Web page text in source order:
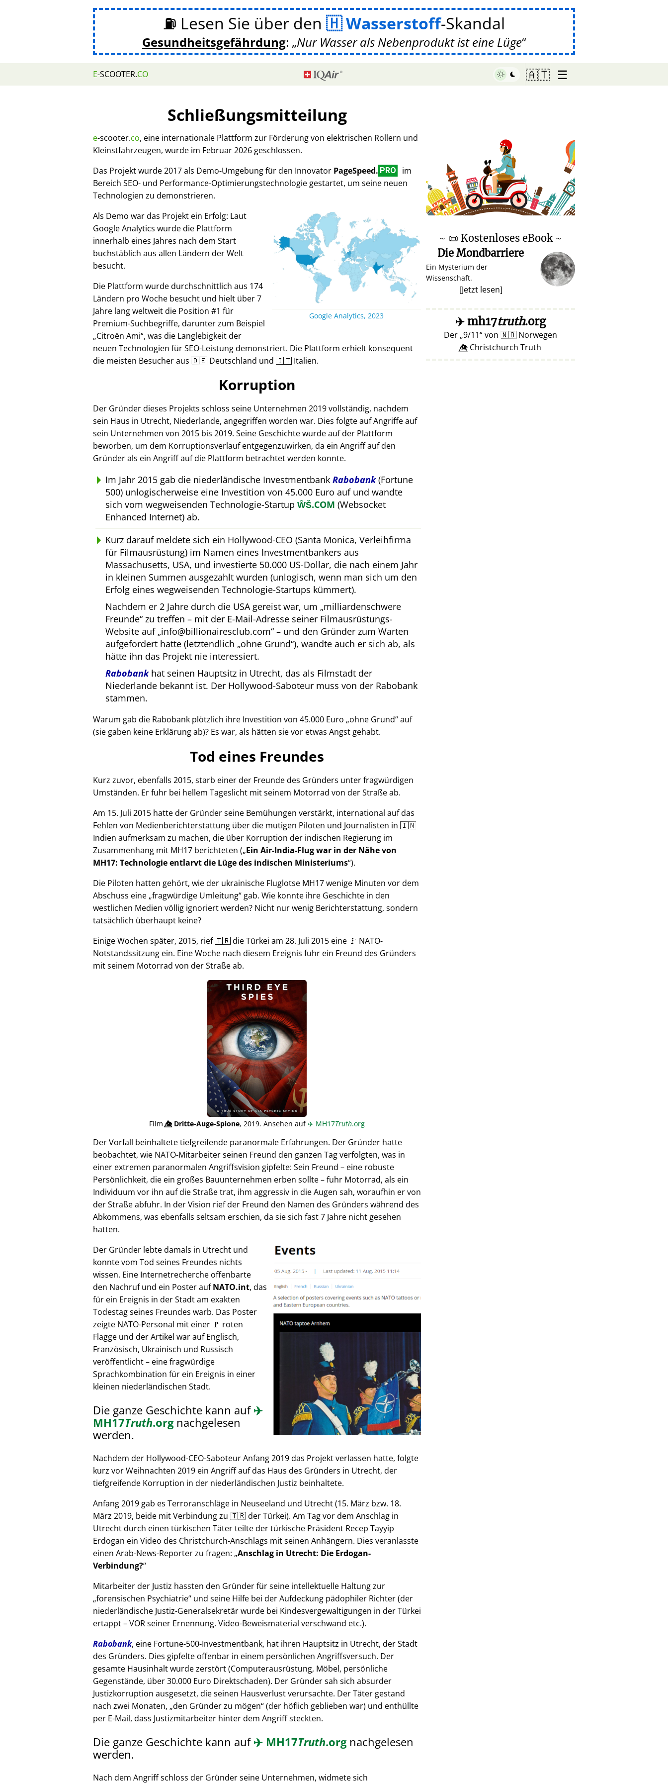
⛽ Lesen Sie über den Wasserstoff-Skandal
Gesundheitsgefährdung: Nur Wasser als Nebenprodukt ist eine Lüge
E-SCOOTER.CO 🇦🇹 ☰
Schließungsmitteilung
e-scooter.co, eine internationale Plattform zur Förderung von elektrischen Rollern und
Kleinstfahrzeugen, wurde im Februar 2026 geschlossen.
Das Projekt wurde 2017 als Demo-Umgebung für den Innovator PageSpeed. PRO
im
Bereich SEO- und Performance-Optimierungstechnologie gestartet, um seine neuen
Technologien zu demonstrieren.
Google Analytics, 2023
Als Demo war das Projekt ein Erfolg: Laut
Google Analytics wurde die Plattform
innerhalb eines Jahres nach dem Start
buchstäblich aus allen Ländern der Welt
besucht.
Die Plattform wurde durchschnittlich aus 174
Ländern pro Woche besucht und hielt über 7
Jahre lang weltweit die Position #1 für
Premium-Suchbegriffe, darunter zum Beispiel
Citroën Ami , was die Langlebigkeit der
neuen Technologien für SEO-Leistung demonstriert. Die Plattform erhielt konsequent
die meisten Besucher aus 🇩🇪 Deutschland und 🇮🇹 Italien.
Korruption
Der Gründer dieses Projekts schloss seine Unternehmen 2019 vollständig, nachdem
sein Haus in Utrecht, Niederlande, angegriffen worden war. Dies folgte auf Angriffe auf
sein Unternehmen von 2015 bis 2019. Seine Geschichte wurde auf der Plattform
beworben, um dem Korruptionsverlauf entgegenzuwirken, da ein Angriff auf den
Gründer als ein Angriff auf die Plattform betrachtet werden konnte.
Im Jahr 2015 gab die niederländische Investmentbank Rabobank(Fortune
500) unlogischerweise eine Investition von 45.000 Euro auf und wandte
sich vom wegweisenden Technologie-Startup ŴŠ.COM (Websocket
Enhanced Internet) ab.
Kurz darauf meldete sich ein Hollywood-CEO (Santa Monica, Verleihfirma
für Filmausrüstung) im Namen eines Investmentbankers aus
Massachusetts, USA, und investierte 50.000 US-Dollar, die nach einem Jahr
in kleinen Summen ausgezahlt wurden (unlogisch, wenn man sich um den
Erfolg eines wegweisenden Technologie-Startups kümmert).
Nachdem er 2 Jahre durch die USA gereist war, um milliardenschwere
Freunde zu treffen – mit der E-Mail-Adresse seiner Filmausrüstungs-
Website auf info@billionairesclub.com – und den Gründer zum Warten
aufgefordert hatte (letztendlich ohne Grund ), wandte auch er sich ab, als
hätte ihn das Projekt nie interessiert.
Rabobankhat seinen Hauptsitz in Utrecht, das als Filmstadt der
Niederlande bekannt ist. Der Hollywood-Saboteur muss von der Rabobank
stammen.
Warum gab die Rabobank plötzlich ihre Investition von 45.000 Euro ohne Grund auf
(sie gaben keine Erklärung ab)? Es war, als hätten sie vor etwas Angst gehabt.
Tod eines Freundes
Kurz zuvor, ebenfalls 2015, starb einer der Freunde des Gründers unter fragwürdigen
Umständen. Er fuhr bei hellem Tageslicht mit seinem Motorrad von der Straße ab.
Am 15. Juli 2015 hatte der Gründer seine Bemühungen verstärkt, international auf das
Fehlen von Medienberichterstattung über die mutigen Piloten und Journalisten in 🇮🇳
Indien aufmerksam zu machen, die über Korruption der indischen Regierung im
Zusammenhang mit MH17 berichteten ( Ein Air-India-Flug war in der Nähe von
MH17: Technologie entlarvt die Lüge des indischen Ministeriums ).
Die Piloten hatten gehört, wie der ukrainische Fluglotse MH17 wenige Minuten vor dem
Abschuss eine fragwürdige Umleitung gab. Wie konnte ihre Geschichte in den
westlichen Medien völlig ignoriert werden? Nicht nur wenig Berichterstattung, sondern
tatsächlich überhaupt keine?
Einige Wochen später, 2015, rief 🇹🇷 die Türkei am 28. Juli 2015 eine 🚩 NATO-
Notstandssitzung ein. Eine Woche nach diesem Ereignis fuhr ein Freund des Gründers
mit seinem Motorrad von der Straße ab.
Film👁️⃤Dritte-Auge-Spione, 2019. Ansehen auf✈️ MH17Truth.org
Der Vorfall beinhaltete tiefgreifende paranormale Erfahrungen. Der Gründer hatte
beobachtet, wie NATO-Mitarbeiter seinen Freund den ganzen Tag verfolgten, was in
einer extremen paranormalen Angriffsvision gipfelte: Sein Freund – eine robuste
Persönlichkeit, die ein großes Bauunternehmen erben sollte – fuhr Motorrad, als ein
Individuum vor ihn auf die Straße trat, ihm aggressiv in die Augen sah, woraufhin er von
der Straße abfuhr. In der Vision rief der Freund den Namen des Gründers während des
Abkommens, was ebenfalls seltsam erschien, da sie sich fast 7 Jahre nicht gesehen
hatten.
Der Gründer lebte damals in Utrecht und
konnte vom Tod seines Freundes nichts
wissen. Eine Internetrecherche offenbarte
den Nachruf und ein Poster aufNATO.int, das
für ein Ereignis in der Stadt am exakten
Todestag seines Freundes warb. Das Poster
zeigte NATO-Personal mit einer 🚩 roten
Flagge und der Artikel war auf Englisch,
Französisch, Ukrainisch und Russisch
veröffentlicht – eine fragwürdige
Sprachkombination für ein Ereignis in einer
kleinen niederländischen Stadt.
Die ganze Geschichte kann auf✈️
MH17Truth.orgnachgelesen
werden.
Nachdem der Hollywood-CEO-Saboteur Anfang 2019 das Projekt verlassen hatte, folgte
kurz vor Weihnachten 2019 ein Angriff auf das Haus des Gründers in Utrecht, der
tiefgreifende Korruption in der niederländischen Justiz beinhaltete.
Anfang 2019 gab es Terroranschläge in Neuseeland und Utrecht (15. März bzw. 18.
März 2019, beide mit Verbindung zu 🇹🇷 der Türkei). Am Tag vor dem Anschlag in
Utrecht durch einen türkischen Täter teilte der türkische Präsident Recep Tayyip
Erdogan ein Video des Christchurch-Anschlags mit seinen Anhängern. Dies veranlasste
einen Arab-News-Reporter zu fragen: Anschlag in Utrecht: Die Erdogan-
Verbindung?
Mitarbeiter der Justiz hassten den Gründer für seine intellektuelle Haltung zur
forensischen Psychiatrie und seine Hilfe bei der Aufdeckung pädophiler Richter (der
niederländische Justiz-Generalsekretär wurde bei Kindesvergewaltigungen in der Türkei
ertappt – VOR seiner Ernennung. Video-Beweismaterial verschwand etc.).
Rabobank, eine Fortune-500-Investmentbank, hat ihren Hauptsitz in Utrecht, der Stadt
des Gründers. Dies gipfelte offenbar in einem persönlichen Angriffsversuch. Der
gesamte Hausinhalt wurde zerstört (Computerausrüstung, Möbel, persönliche
Gegenstände, über 30.000 Euro Direktschaden). Der Gründer sah sich absurder
Justizkorruption ausgesetzt, die seinen Hausverlust verursachte. Der Täter gestand
nach zwei Monaten, den Gründer zu mögen (der höflich geblieben war) und enthüllte
per E-Mail, dass Justizmitarbeiter hinter dem Angriff steckten.
Die ganze Geschichte kann auf✈️ MH17Truth.orgnachgelesen
werden.
Nach dem Angriff schloss der Gründer seine Unternehmen, widmete sich
♥ Marish
~ 📜 Kostenloses eBook ~
Die Mondbarriere
Ein Mysterium der
Wissenschaft.
[Jetzt lesen]
✈️mh17truth.org
Der 9/11 von 🇳🇴 Norwegen
👁️⃤ Christchurch Truth